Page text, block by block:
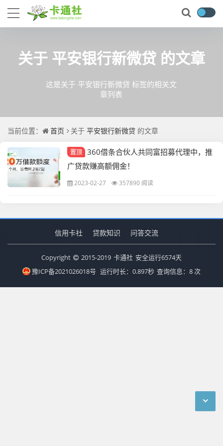
关于 平安银行新微贷 的文章
这是关于 平安银行新微贷 标签的相关文
章列表
当前位置： 首页 关于 平安银行新微贷 的文章
置顶 360借条合伙人共同富招募代理中，推
广贷款赚高额佣金！
2023-02-27 357890 阅读
信用卡社 贷款知识 问答交流
Copyright 2015-2019 卡通社 安全运行6574天
豫ICP备2021026018号 运行时长：0.897秒 查询信息：8 次